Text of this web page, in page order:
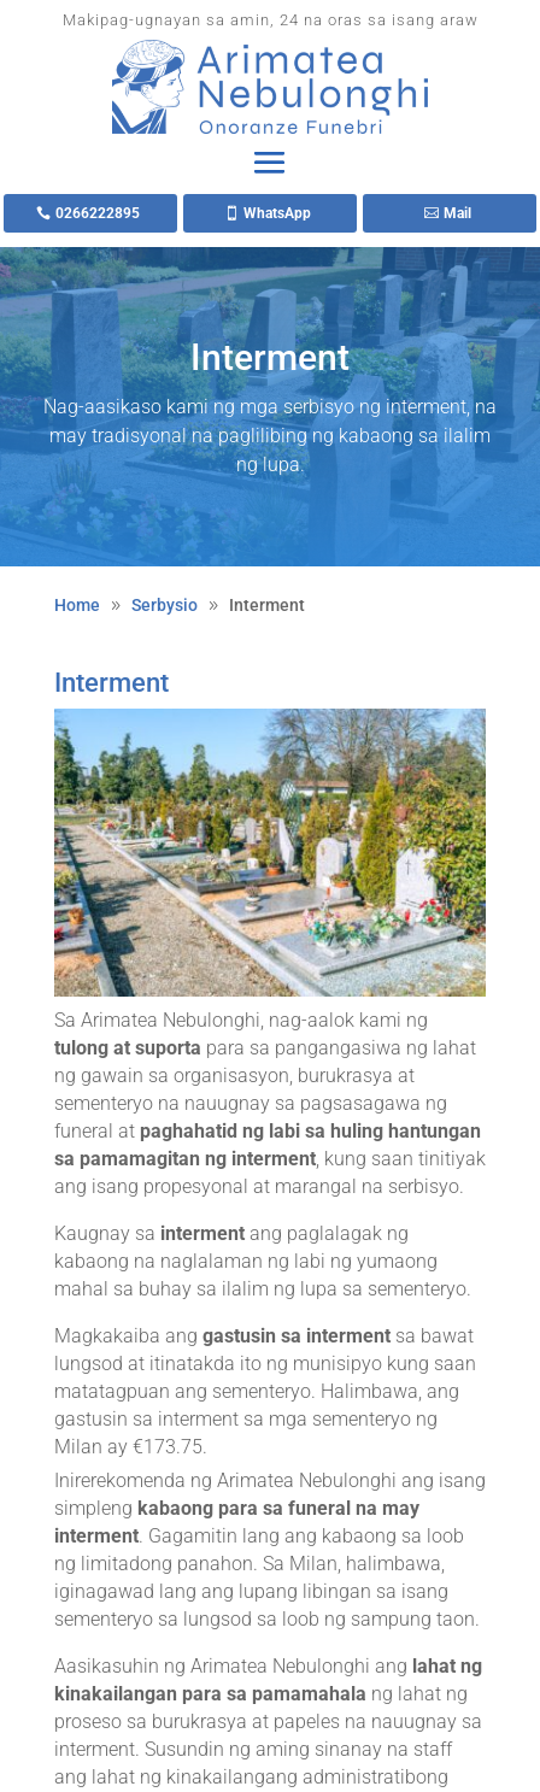
Makipag-ugnayan sa amin, 24 na oras sa isang araw
0266222895 WhatsApp Mail
Interment
Nag-aasikaso kami ng mga serbisyo ng interment, na
may tradisyonal na paglilibing ng kabaong sa ilalim
ng lupa.
Home Serbysio Interment
Interment
Sa Arimatea Nebulonghi, nag-aalok kami ng
tulong at suporta para sa pangangasiwa ng lahat
ng gawain sa organisasyon, burukrasya at
sementeryo na nauugnay sa pagsasagawa ng
funeral at paghahatid ng labi sa huling hantungan
sa pamamagitan ng interment, kung saan tinitiyak
ang isang propesyonal at marangal na serbisyo.
Kaugnay sa intermentang paglalagak ng
kabaong na naglalaman ng labi ng yumaong
mahal sa buhay sa ilalim ng lupa sa sementeryo.
Magkakaiba ang gastusin sa intermentsa bawat
lungsod at itinatakda ito ng munisipyo kung saan
matatagpuan ang sementeryo. Halimbawa, ang
gastusin sa interment sa mga sementeryo ng
Milan ay €173.75.
Inirerekomenda ng Arimatea Nebulonghi ang isang
simpleng kabaong para sa funeral na may
interment. Gagamitin lang ang kabaong sa loob
ng limitadong panahon. Sa Milan, halimbawa,
iginagawad lang ang lupang libingan sa isang
sementeryo sa lungsod sa loob ng sampung taon.
Aasikasuhin ng Arimatea Nebulonghi ang lahat ng
kinakailangan para sa pamamahala ng lahat ng
proseso sa burukrasya at papeles na nauugnay sa
interment. Susundin ng aming sinanay na staff
ang lahat ng kinakailangang administratibong